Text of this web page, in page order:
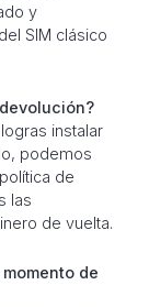
y
SIM clásico
instalar
podemos
de
las
de vuelta.
de